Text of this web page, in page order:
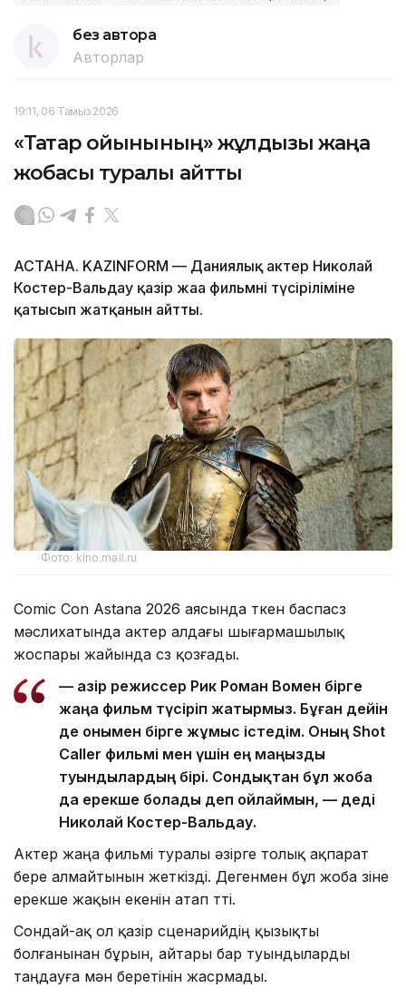
без автора
Авторлар
19:11, 06 Тамыз 2026
«Тақтар ойынының» жұлдызы жаңа
жобасы туралы айтты
АСТАНА. KAZINFORM — Даниялық актер Николай
Костер-Вальдау қазір жаңа фильмнің түсіріліміне
қатысып жатқанын айтты.
Фото: kino.mail.ru
Comic Con Astana 2026 аясында өткен баспасөз
мәслихатында актер алдағы шығармашылық
жоспары жайында сөз қозғады.
— Қазір режиссер Рик Роман Вомен бірге
жаңа фильм түсіріп жатырмыз. Бұған дейін
де онымен бірге жұмыс істедім. Оның Shot
Caller фильмі мен үшін ең маңызды
туындылардың бірі. Сондықтан бұл жоба
да ерекше болады деп ойлаймын, — деді
Николай Костер-Вальдау.
Актер жаңа фильмі туралы әзірге толық ақпарат
бере алмайтынын жеткізді. Дегенмен бұл жоба өзіне
ерекше жақын екенін атап өтті.
Сондай-ақ ол қазір сценарийдің қызықты
болғанынан бұрын, айтары бар туындыларды
таңдауға мән беретінін жасрмады.